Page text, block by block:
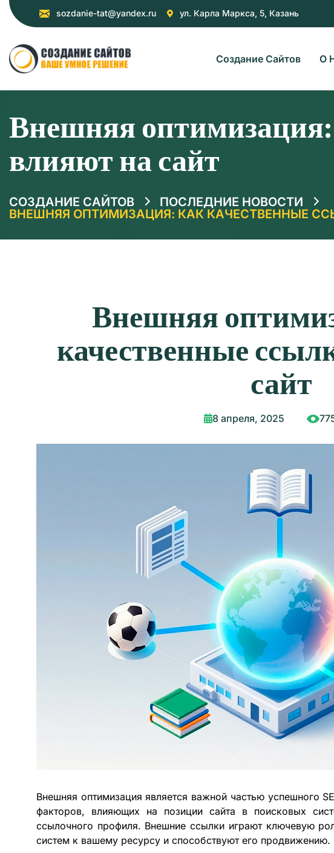
sozdanie-tat@yandex.ru ул. Карла Маркса, 5, Казань
Создание Сайтов О
Внешняя
влияют на сайт
СОЗДАНИЕ САЙТОВ
ПОСЛЕДНИЕ НОВОСТИ
ВНЕШНЯЯ ОПТИМИЗАЦИЯ: КАК КАЧЕСТВЕННЫЕ
Внешняя
качественные
сайт
8 апреля, 2025
Внешняя оптимизация является важной частью успешного
факторов, влияющих на позиции сайта в поисковых
ссылочного профиля. Внешние ссылки играют ключевую
систем к вашему ресурсу и способствуют его продвижению.